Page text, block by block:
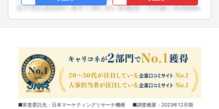
■実査委託先：日本マーケティングリサーチ機構 ■調査概要：2023年12月期